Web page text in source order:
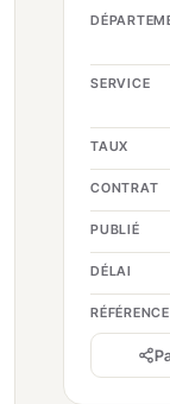
SERVICE
TAUX
CONTRAT
PUBLIÉ
DÉLAI
RÉFÉRENCE